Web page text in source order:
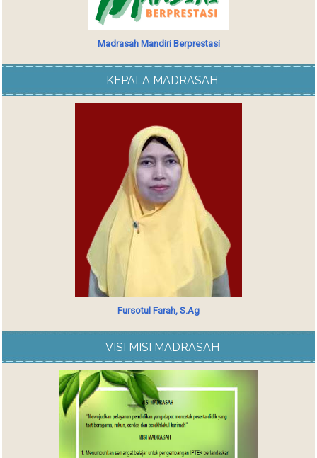
Madrasah Mandiri Berprestasi
KEPALA MADRASAH
Fursotul Farah, S.Ag
VISI MISI MADRASAH